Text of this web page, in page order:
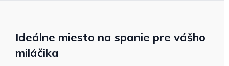
Ideálne miesto na spanie pre vášho
miláčika